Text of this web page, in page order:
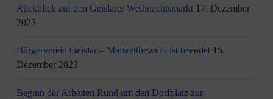
Rückblick auf den Geislarer Weihnachtsmarkt 17. Dezember
2023
Bürgerverein Geislar – Malwettbewerb ist beendet 15.
Dezember 2023
Beginn der Arbeiten Rund um den Dorfplatz zur